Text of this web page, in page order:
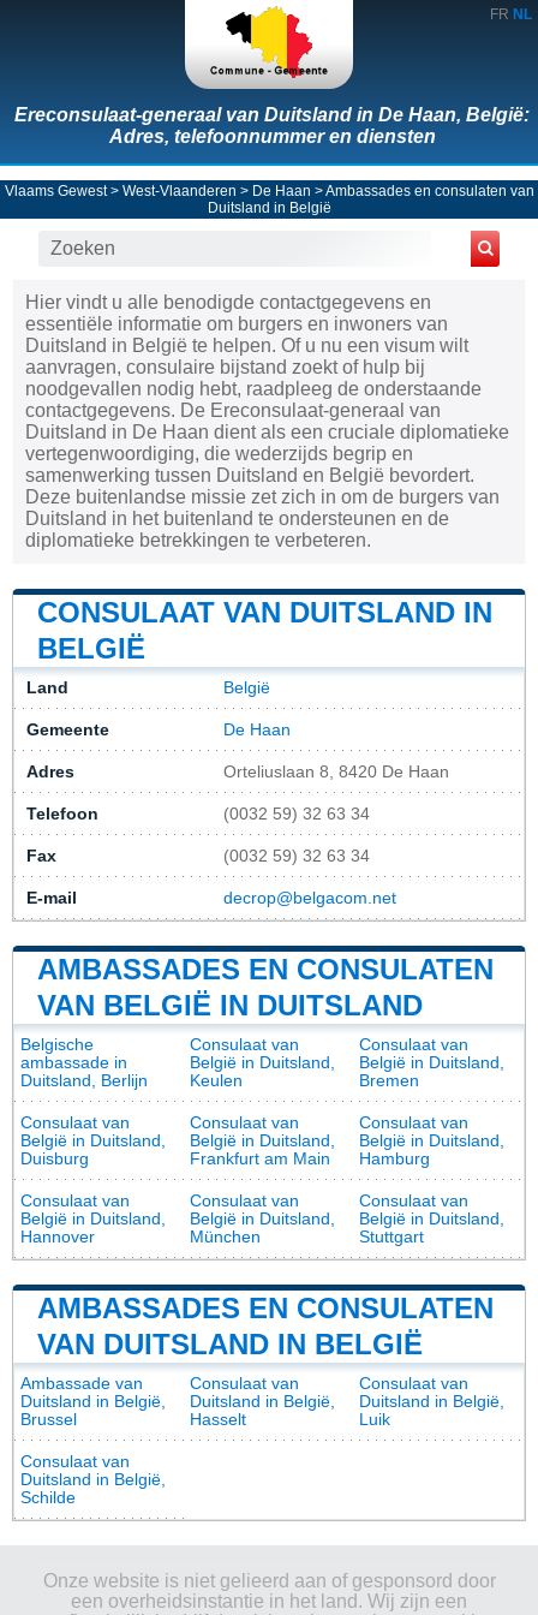
FR NL
Ereconsulaat-generaal van Duitsland in De Haan, België:
Adres, telefoonnummer en diensten
Vlaams Gewest> West-Vlaanderen > De Haan >Ambassades en consulaten van
Duitsland in België
Hier vindt u alle benodigde contactgegevens en
essentiële informatie om burgers en inwoners van
Duitsland in België te helpen. Of u nu een visum wilt
aanvragen, consulaire bijstand zoekt of hulp bij
noodgevallen nodig hebt, raadpleeg de onderstaande
contactgegevens. De Ereconsulaat-generaal van
Duitsland in De Haan dient als een cruciale diplomatieke
vertegenwoordiging, die wederzijds begrip en
samenwerking tussen Duitsland en België bevordert.
Deze buitenlandse missie zet zich in om de burgers van
Duitsland in het buitenland te ondersteunen en de
diplomatieke betrekkingen te verbeteren.
CONSULAAT VAN DUITSLAND IN
BELGIË
Land België
Gemeente De Haan
Adres Orteliuslaan 8, 8420 De Haan
Telefoon (0032 59) 32 63 34
Fax (0032 59) 32 63 34
E-mail decrop@belgacom.net
AMBASSADES EN CONSULATEN
VAN BELGIË IN DUITSLAND
Belgische
ambassade in
Duitsland, Berlijn
Consulaat van
België in Duitsland,
Keulen
Consulaat van
België in Duitsland,
Bremen
Consulaat van
België in Duitsland,
Duisburg
Consulaat van
België in Duitsland,
Frankfurt am Main
Consulaat van
België in Duitsland,
Hamburg
Consulaat van
België in Duitsland,
Hannover
Consulaat van
België in Duitsland,
München
Consulaat van
België in Duitsland,
Stuttgart
AMBASSADES EN CONSULATEN
VAN DUITSLAND IN BELGIË
Ambassade van
Duitsland in België,
Brussel
Consulaat van
Duitsland in België,
Hasselt
Consulaat van
Duitsland in België,
Luik
Consulaat van
Duitsland in België,
Schilde
Onze website is niet gelieerd aan of gesponsord door
een overheidsinstantie in het land. Wij zijn een